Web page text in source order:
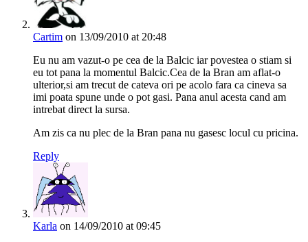
Cartim on 13/09/2010 at 20:48
Eu nu am vazut-o pe cea de la Balcic iar povestea o stiam si
eu tot pana la momentul Balcic.Cea de la Bran am aflat-o
ulterior,si am trecut de cateva ori pe acolo fara ca cineva sa
imi poata spune unde o pot gasi. Pana anul acesta cand am
intrebat direct la sursa.
Am zis ca nu plec de la Bran pana nu gasesc locul cu pricina.
Reply
Karla on 14/09/2010 at 09:45